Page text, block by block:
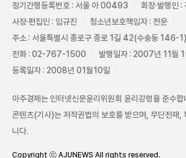
정기간행등록번호 : 서울 아 00493
회장·발행인 :
사장·편집인 : 임규진
청소년보호책임자 : 전운
주소 : 서울특별시 종로구 종로 1길 42(수송동 146-
전화 : 02-767-1500
발행일자 : 2007년 11월
등록일자 : 2008년 01월10일
아주경제는 인터넷신문윤리위원회 윤리강령을 준수
콘텐츠(기사)는 저작권법의 보호를 받으며, 무단전재,
니다.
Copyright ⓒ AJUNEWS All rights reserved.